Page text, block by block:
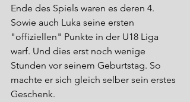
Ende des Spiels waren es deren 4.
Sowie auch Luka seine ersten
"offiziellen" Punkte in der U18 Liga
warf. Und dies erst noch wenige
Stunden vor seinem Geburtstag. So
machte er sich gleich selber sein erstes
Geschenk.